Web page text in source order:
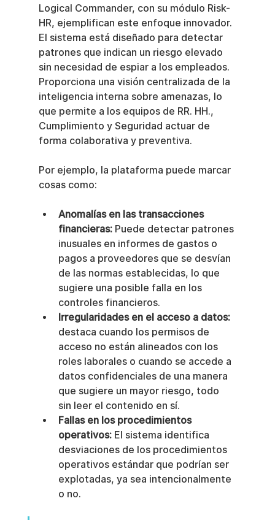
Logical Commander, con su módulo Risk-
HR, ejemplifican este enfoque innovador.
El sistema está diseñado para detectar
patrones que indican un riesgo elevado
sin necesidad de espiar a los empleados.
Proporciona una visión centralizada de la
inteligencia interna sobre amenazas, lo
que permite a los equipos de RR. HH.,
Cumplimiento y Seguridad actuar de
forma colaborativa y preventiva.
Por ejemplo, la plataforma puede marcar
cosas como:
Anomalías en las transacciones
financieras: Puede detectar patrones
inusuales en informes de gastos o
pagos a proveedores que se desvían
de las normas establecidas, lo que
sugiere una posible falla en los
controles financieros.
Irregularidades en el acceso a datos:
destaca cuando los permisos de
acceso no están alineados con los
roles laborales o cuando se accede a
datos confidenciales de una manera
que sugiere un mayor riesgo, todo
sin leer el contenido en sí.
Fallas en los procedimientos
operativos: El sistema identifica
desviaciones de los procedimientos
operativos estándar que podrían ser
explotadas, ya sea intencionalmente
o no.